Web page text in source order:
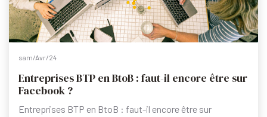
sam/Avr/24
Entreprises BTP en BtoB : faut-il encore être sur
Facebook ?
Entreprises BTP en BtoB : faut-il encore être sur